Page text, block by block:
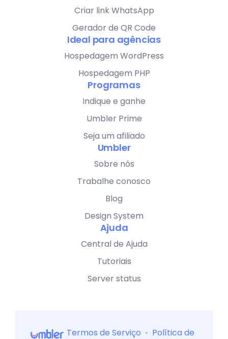
Criar link WhatsApp
Gerador de QR Code
Ideal para agências
Hospedagem WordPress
Hospedagem PHP
Programas
Indique e ganhe
Umbler Prime
Seja um afiliado
Umbler
Sobre nós
Trabalhe conosco
Blog
Design System
Ajuda
Central de Ajuda
Tutoriais
Server status
Termos de Serviço • Política de